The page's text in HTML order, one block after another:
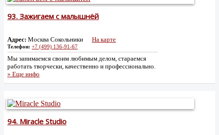
93. Зажигаем с малышнёй
Адрес: Москва Сокольники На карте
Телефон: +7 (499) 136-91-67
Мы занимаемся своим любимым делом, стараемся
работать творчески, качественно и профессионально.
» Еще инфо
94. Miracle Studio